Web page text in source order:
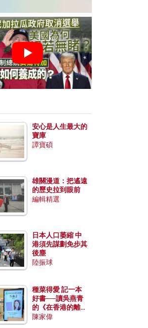
安心是人生最大的
寶庫
譚寶碩
雄關漫道：把遙遠
的歷史拉到眼前
編輯精選
日本人口萎縮 中
港須先謀劃免步其
後塵
陸振球
種菜得愛 記一本
好書──讀吳燕青
的《在香港的離島
種菜》
陳家偉